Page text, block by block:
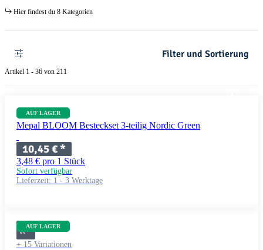
Hier findest du 8 Kategorien
Filter und Sortierung
Artikel 1 - 36 von 211
AUF LAGER
Mepal BLOOM Besteckset 3-teilig Nordic Green
10,45 €*
3,48 € pro 1 Stück
Sofort verfügbar
Lieferzeit: 1 - 3 Werktage
AUF LAGER
+ 15 Variationen